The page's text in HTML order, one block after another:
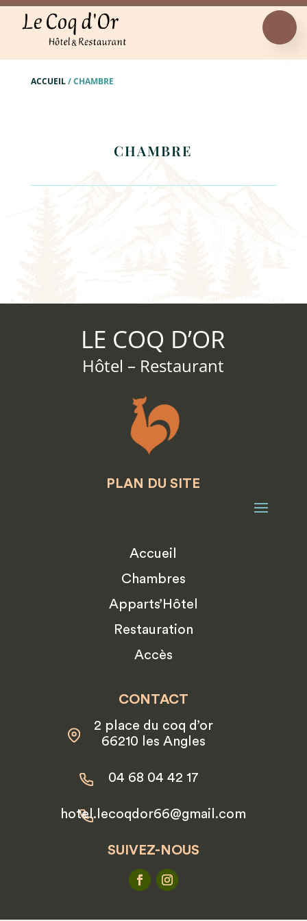
ACCUEIL/CHAMBRE
CHAMBRE
LE COQ D’OR
Hôtel – Restaurant
PLAN DU SITE
Accueil
Chambres
Apparts’Hôtel
Restauration
Accès
CONTACT
2 place du coq d’or
66210 les Angles
04 68 04 42 17
hotel.lecoqdor66@gmail.com
SUIVEZ-NOUS